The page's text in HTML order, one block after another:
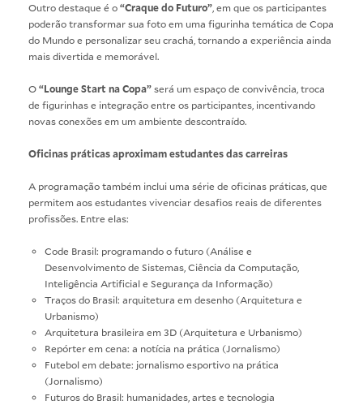
Outro destaque é o“Craque do Futuro”, em que os participantes
poderão transformar sua foto em uma figurinha temática de Copa
do Mundo e personalizar seu crachá, tornando a experiência ainda
mais divertida e memorável.
O“Lounge Start na Copa”será um espaço de convivência, troca
de figurinhas e integração entre os participantes, incentivando
novas conexões em um ambiente descontraído.
Oficinas práticas aproximam estudantes das carreiras
A programação também inclui uma série de oficinas práticas, que
permitem aos estudantes vivenciar desafios reais de diferentes
profissões. Entre elas:
Code Brasil: programando o futuro (Análise e
Desenvolvimento de Sistemas, Ciência da Computação,
Inteligência Artificial e Segurança da Informação)
Traços do Brasil: arquitetura em desenho (Arquitetura e
Urbanismo)
Arquitetura brasileira em 3D (Arquitetura e Urbanismo)
Repórter em cena: a notícia na prática (Jornalismo)
Futebol em debate: jornalismo esportivo na prática
(Jornalismo)
Futuros do Brasil: humanidades, artes e tecnologia